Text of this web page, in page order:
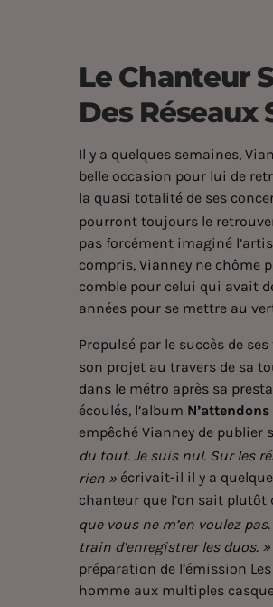
Le Chanteur
Des Réseaux
Il y a quelques semaines,
belle occasion pour lui de
la quasi totalité de ses
pourront toujours le
pas forcément imaginé
compris, Vianney ne chôme
comble pour celui qui avait
années pour se mettre au
Propulsé par le succès de
son projet au travers de sa
dans le métro après sa
écoulés, l’album
empêché Vianney de publier
du tout. Je suis nul. Sur les
rien » écrivait-il il y a
chanteur que l’on sait
que vous ne m’en voulez
train d’enregistrer les duos. »
préparation de l’émission
homme aux multiples